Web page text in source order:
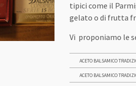
tipici come il
gelato o di frutta
Vi proponiamo le
ACETO BALSAMICO
ACETO BALSAMICO